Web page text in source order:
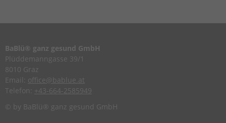
BaBlü® ganz gesund GmbH
Plüddemanngasse 39/1
8010 Graz
Email: office@bablue.at
Telefon: +43-664-2585949
© by BaBlü® ganz gesund GmbH